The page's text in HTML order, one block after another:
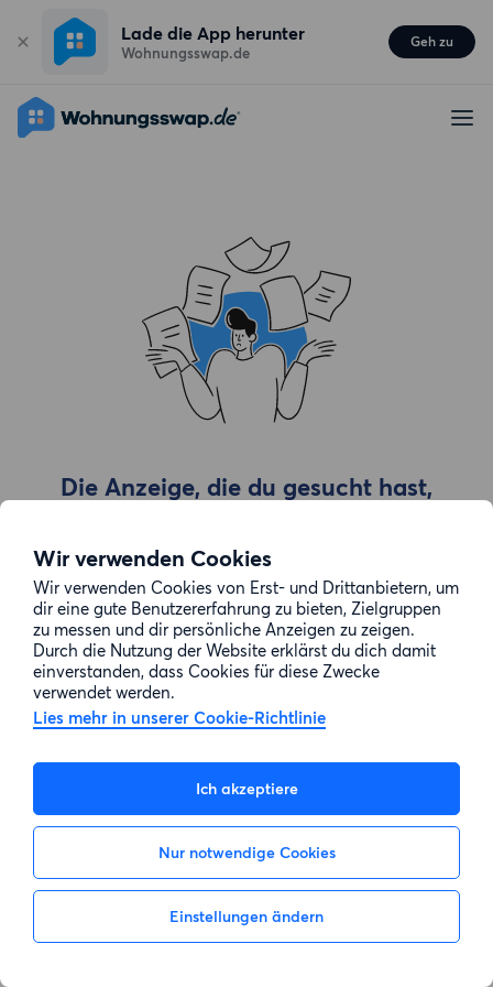
Wir verwenden Cookies
Wir verwenden Cookies von Erst- und Drittanbietern, um
dir eine gute Benutzererfahrung zu bieten, Zielgruppen
zu messen und dir persönliche Anzeigen zu zeigen.
Durch die Nutzung der Website erklärst du dich damit
einverstanden, dass Cookies für diese Zwecke
verwendet werden.
Lies mehr in unserer Cookie-Richtlinie
Ich akzeptiere
Nur notwendige Cookies
Einstellungen ändern
Lade die App herunter
Wohnungsswap.de
Geh zu
Die Anzeige, die du gesucht hast,
Zur Suche gehen